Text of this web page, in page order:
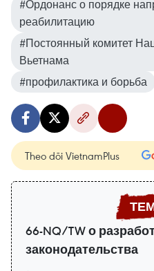
#Ордонанс о порядке
реабилитацию
#Постоянный комитет
Вьетнама
#профилактика и борьба
Theo dõi VietnamPlus
66-NQ/TW о
законодательства